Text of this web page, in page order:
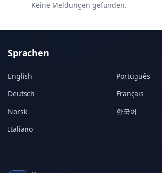
Keine Meldungen gefunden.
Sprachen
English Português
Deutsch
Français
Norsk
한국어
Italiano